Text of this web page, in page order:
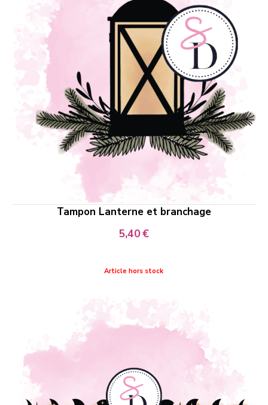
Tampon Lanterne et branchage
5,40€
Article hors stock